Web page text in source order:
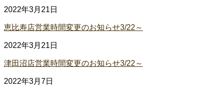
2022年3月21日
恵比寿店営業時間変更のお知らせ3/22～
2022年3月21日
津田沼店営業時間変更のお知らせ3/22～
2022年3月7日